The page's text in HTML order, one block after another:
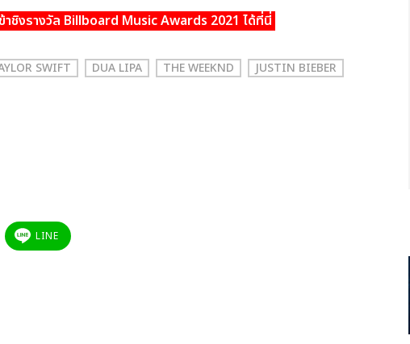
าชิงรางวัล Billboard Music Awards 2021 ได้ที่นี่
SWIFT DUA LIPA THE WEEKND
JUSTIN BIEBER
LINE